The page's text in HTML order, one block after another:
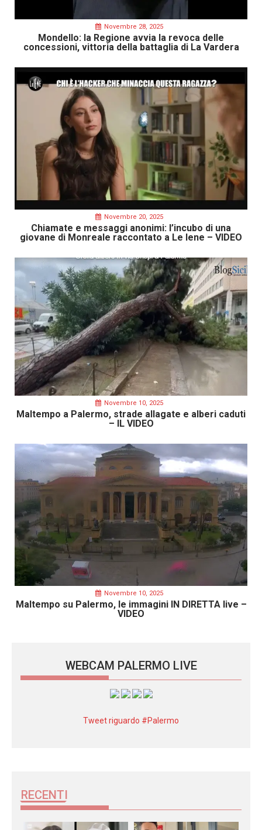
Novembre 28, 2025
Mondello: la Regione avvia la revoca delle
concessioni, vittoria della battaglia di La Vardera
Novembre 20, 2025
Chiamate e messaggi anonimi: l’incubo di una
giovane di Monreale raccontato a Le Iene – VIDEO
Novembre 10, 2025
Maltempo a Palermo, strade allagate e alberi caduti
– IL VIDEO
Novembre 10, 2025
Maltempo su Palermo, le immagini IN DIRETTA live –
VIDEO
WEBCAM PALERMO LIVE
Tweet riguardo #Palermo
RECENTI